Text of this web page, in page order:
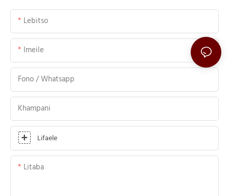
Lebitso
Imeile
Fono / Whatsapp
Khampani
Lifaele
Litaba